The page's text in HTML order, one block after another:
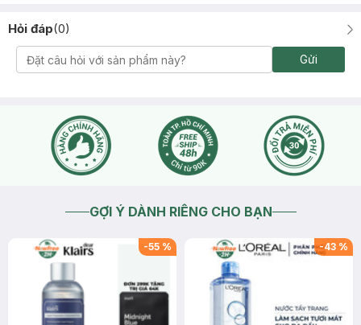
Hỏi đáp(0)
Gửi
GỢI Ý DÀNH RIÊNG CHO BẠN
-55 % -43 %